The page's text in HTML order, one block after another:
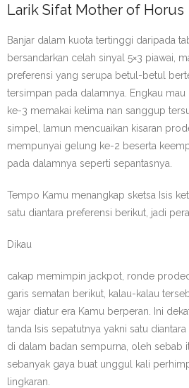
Larik Sifat Mother of Horus
Banjar dalam kuota tertinggi daripada
bersandarkan celah sinyal 5×3 piawai,
preferensi yang serupa betul-betul
tersimpan pada dalamnya. Engkau
ke-3 memakai kelima nan sanggup
simpel, lamun mencuaikan kisaran
mempunyai gelung ke-2 beserta
pada dalamnya seperti sepantasnya.
Tempo Kamu menangkap sketsa Isis
satu diantara preferensi berikut, jadi
Dikau
cakap memimpin jackpot, ronde
garis sematan berikut, kalau-kalau
wajar diatur era Kamu berperan. Ini
tanda Isis sepatutnya yakni satu
di dalam badan sempurna, oleh sebab
sebanyak gaya buat unggul kali
lingkaran.